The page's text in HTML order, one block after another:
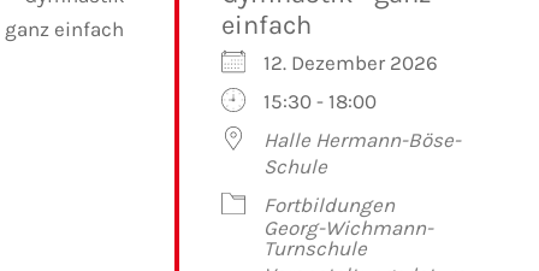
einfach
12. Dezember 2026
15:30 - 18:00
Halle Hermann-Böse-
Schule
Fortbildungen
Georg-Wichmann-
Turnschule